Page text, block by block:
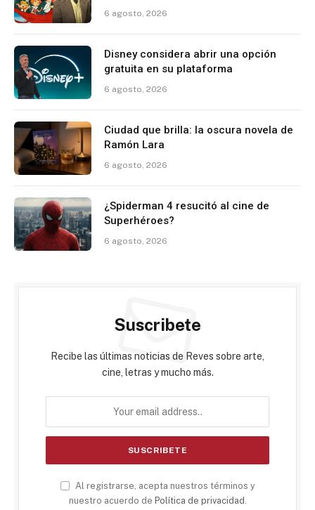
6 agosto, 2026
Disney considera abrir una opción
gratuita en su plataforma
6 agosto, 2026
Ciudad que brilla: la oscura novela de
Ramón Lara
6 agosto, 2026
¿Spiderman 4 resucitó al cine de
Superhéroes?
6 agosto, 2026
Suscribete
Recibe las últimas noticias de Reves sobre arte,
cine, letras y mucho más.
Al registrarse, acepta nuestros términos y
nuestro acuerdo de Política de privacidad